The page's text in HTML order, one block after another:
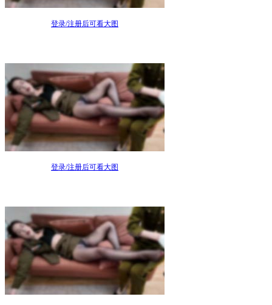
登录/注册后可看大图
登录/注册后可看大图